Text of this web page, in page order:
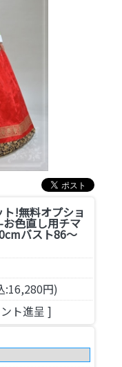
!無料オプショ
色直し用チマ
バスト86～
:16,280円)
ト進呈 ]